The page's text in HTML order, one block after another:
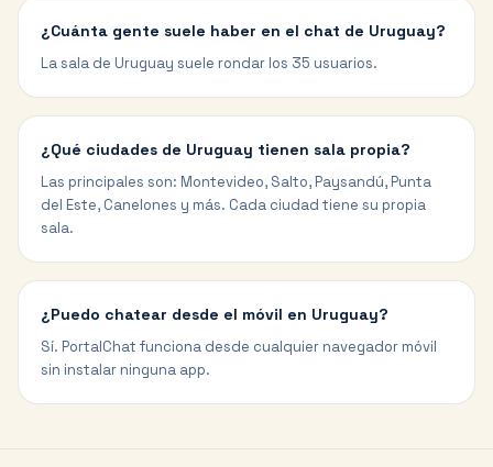
¿Cuánta gente suele haber en el chat de Uruguay?
La sala de Uruguay suele rondar los 35 usuarios.
¿Qué ciudades de Uruguay tienen sala propia?
Las principales son: Montevideo, Salto, Paysandú, Punta
del Este, Canelones y más. Cada ciudad tiene su propia
sala.
¿Puedo chatear desde el móvil en Uruguay?
Sí. PortalChat funciona desde cualquier navegador móvil
sin instalar ninguna app.